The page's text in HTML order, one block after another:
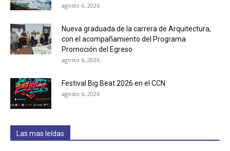
agosto 6, 2026
Nueva graduada de la carrera de Arquitectura,
con el acompañamiento del Programa
Promoción del Egreso
agosto 6, 2026
Festival Big Beat 2026 en el CCN
agosto 6, 2026
Las mas leídas